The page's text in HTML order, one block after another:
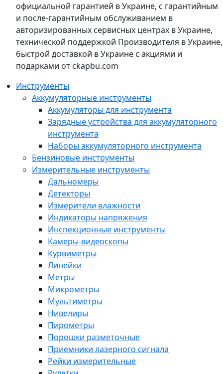
официальной гарантией в Украине, с гарантийным
и после-гарантийным обслуживанием в
авторизированных сервисных центрах в Украине,
технической поддержкой Производителя в Украине,
быстрой доставкой в Украине с акциями и
подарками от ckapbu.com
Инструменты
Аккумуляторные инструменты
Аккумуляторы для инструмента
Зарядные устройства для аккумуляторного
инструмента
Наборы аккумуляторного инструмента
Бензиновые инструменты
Измерительные инструменты
Дальномеры
Детекторы
Измерители влажности
Индикаторы напряжения
Инспекционные инструменты
Камеры-видеоскопы
Курвиметры
Линейки
Метры
Микрометры
Мультиметры
Нивелиры
Пирометры
Порошки разметочные
Приемники лазерного сигнала
Рейки измерительные